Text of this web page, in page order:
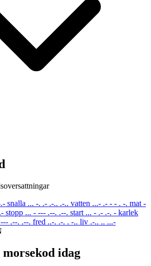
snalla ... -. .- .-.. .-.. vatten ...- .- - - . -. mat -
stopp ... - --- .--. .--. start ... - .- .-. - karlek
.--. .--. fred ..-. .-. . -.. liv .-.. .. ...-
idag